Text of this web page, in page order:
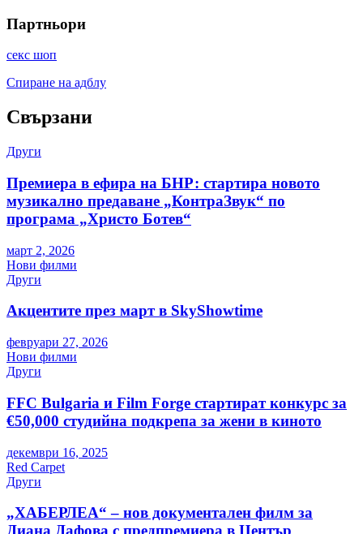
Партньори
секс шоп
Спиране на адблу
Свързани
Други
Премиера в ефира на БНР: стартира новото
музикално предаване „КонтраЗвук“ по
програма „Христо Ботев“
март 2, 2026
Нови филми
Други
Акцентите през март в SkyShowtime
февруари 27, 2026
Нови филми
Други
FFC Bulgaria и Film Forge стартират конкурс за
€50,000 студийна подкрепа за жени в киното
декември 16, 2025
Red Carpet
Други
„ХАБЕРЛЕА“ – нов документален филм за
Диана Дафова с предпремиера в Център